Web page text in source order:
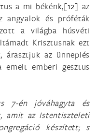
a mi békénk,[12] az
angyalok és próféták
a világba húsvéti
Krisztusnak ezt
az ünneplés
emelt emberi gesztus
7-én jóváhagyta és
amit az Istentiszteleti
készített; s